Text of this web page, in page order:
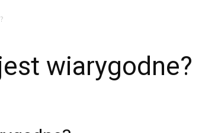
wiarygodne?